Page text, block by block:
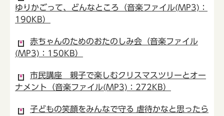
ゆりかごって、どんなところ（音楽ファイル(MP3)：
190KB）
赤ちゃんのためのおたのしみ会（音楽ファイル
(MP3)：150KB）
市民講座 親子で楽しむクリスマスツリーとオー
ナメント（音楽ファイル(MP3)：272KB）
子どもの笑顔をみんなで守る 虐待かなと思ったら